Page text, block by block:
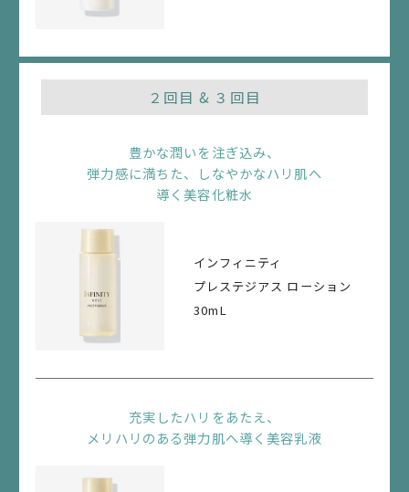
ただきます。
第３条（商品のお受け取り等）
後、次回以降コースに応じて3ヵ月間隔または2ヵ月間隔
においてのお届けとなります。
り扱い店舗での商品のお受け取りはできません。なお、
お届け日の変更をご希望の際には、次回お届け予定日の
11日前までであれば、マイページより前後7日間の変更
をすることができます。次回お届け予定日の10日前から
本サービスは、ギフトラッピングには対応しておりませ
２回目 & ３回目
豊かな潤いを注ぎ込み、
弾力感に満ちた、しなやかなハリ肌へ
導く美容化粧水
インフィニティ
プレステジアス ローション
30mL
充実したハリをあたえ、
メリハリのある弾力肌へ導く美容乳液